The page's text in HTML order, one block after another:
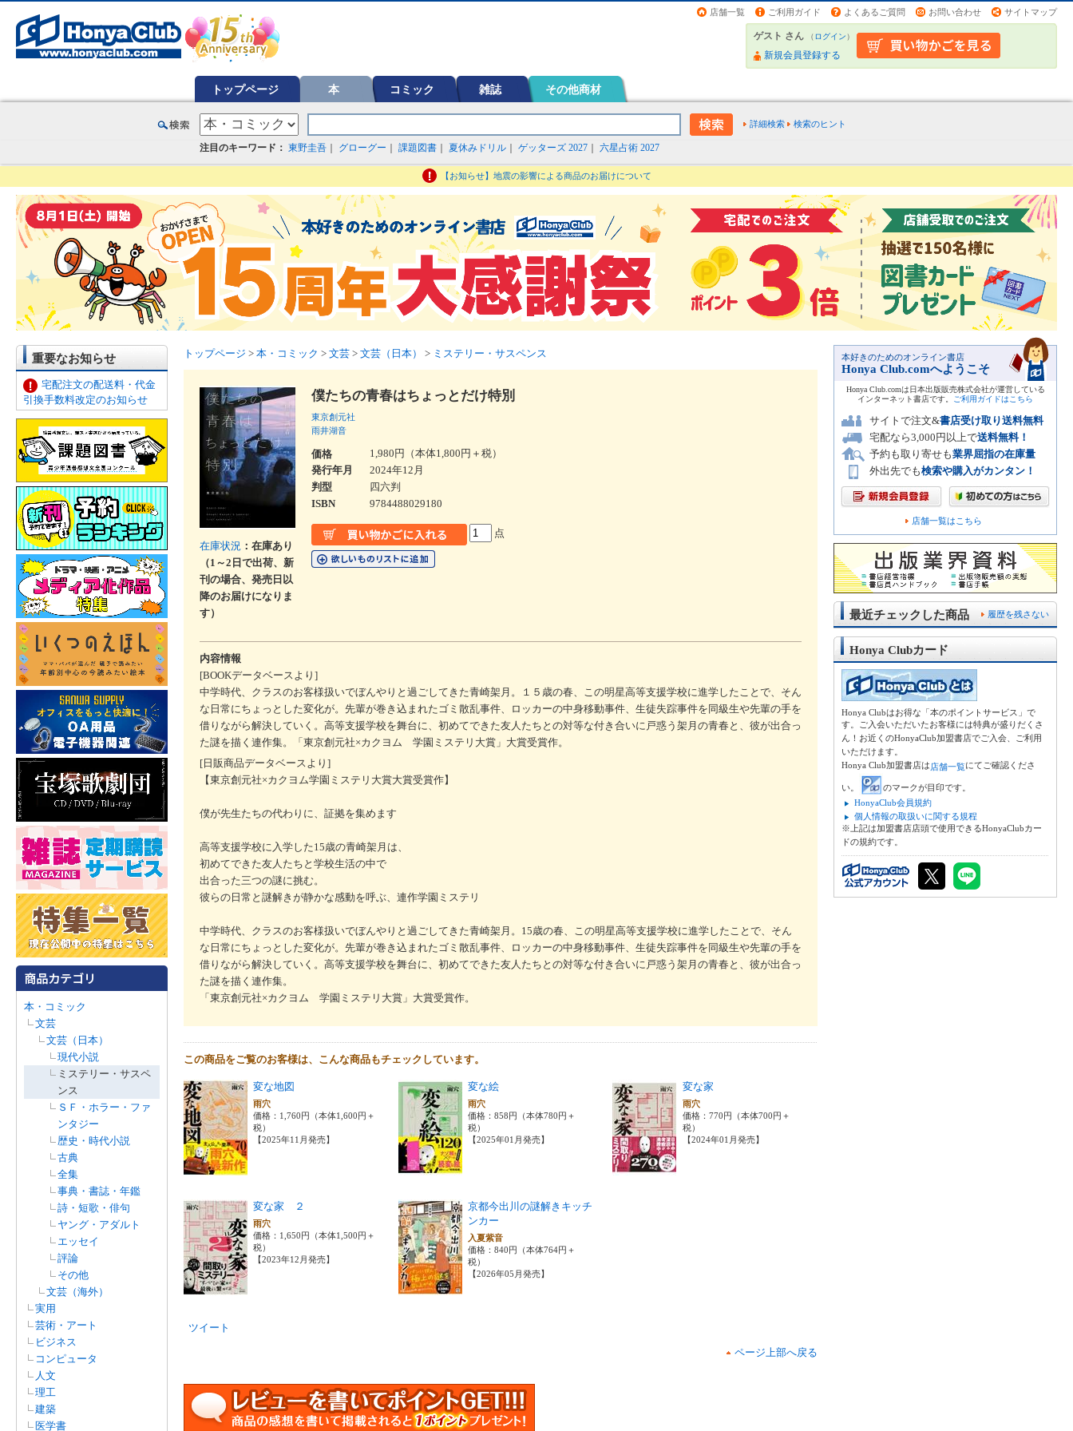
店舗一覧 ご利用ガイド よくあるご質問 お問い合わせ サイトマップ
ゲスト さん （ログイン）
新規会員登録する
トップページ 本 コミック 雑誌 その他商材
詳細検索 検索のヒント
注目のキーワード： 東野圭吾 グローグー 課題図書 夏休みドリル ゲッターズ 2027 六星占術 2027
【お知らせ】地震の影響による商品のお届けについて
重要なお知らせ
宅配注文の配送料・代金
引換手数料改定のお知らせ
本・コミック
文芸
文芸（日本）
現代小説
ミステリー・サスペ
ンス
ＳＦ・ホラー・ファ
ンタジー
歴史・時代小説
古典
全集
事典・書誌・年鑑
詩・短歌・俳句
ヤング・アダルト
エッセイ
評論
その他
文芸（海外）
実用
芸術・アート
ビジネス
コンピュータ
人文
理工
建築
医学書
トップページ > 本・コミック > 文芸 > 文芸（日本） > ミステリー・サスペンス
在庫状況 ：在庫あり
（1～2日で出荷、新
刊の場合、発売日以
降のお届けになりま
す）
僕たちの青春はちょっとだけ特別
東京創元社
雨井湖音
価格
1,980円（本体1,800円＋税）
発行年月
2024年12月
判型
四六判
ISBN
9784488029180
点
内容情報
[BOOKデータベースより]
中学時代、クラスのお客様扱いでぼんやりと過ごしてきた青崎架月。１５歳の春、この明星高等支援学校に進学したことで、そん
な日常にちょっとした変化が。先輩が巻き込まれたゴミ散乱事件、ロッカーの中身移動事件、生徒失踪事件を同級生や先輩の手を
借りながら解決していく。高等支援学校を舞台に、初めてできた友人たちとの対等な付き合いに戸惑う架月の青春と、彼が出合っ
た謎を描く連作集。「東京創元社×カクヨム 学園ミステリ大賞」大賞受賞作。
[日販商品データベースより]
【東京創元社×カクヨム学園ミステリ大賞大賞受賞作】
僕が先生たちの代わりに、証拠を集めます
高等支援学校に入学した15歳の青崎架月は、
初めてできた友人たちと学校生活の中で
出合った三つの謎に挑む。
彼らの日常と謎解きが静かな感動を呼ぶ、連作学園ミステリ
中学時代、クラスのお客様扱いでぼんやりと過ごしてきた青崎架月。15歳の春、この明星高等支援学校に進学したことで、そん
な日常にちょっとした変化が。先輩が巻き込まれたゴミ散乱事件、ロッカーの中身移動事件、生徒失踪事件を同級生や先輩の手を
借りながら解決していく。高等支援学校を舞台に、初めてできた友人たちとの対等な付き合いに戸惑う架月の青春と、彼が出合っ
た謎を描く連作集。
「東京創元社×カクヨム 学園ミステリ大賞」大賞受賞作。
この商品をご覧のお客様は、こんな商品もチェックしています。
変な地図
雨穴
価格：1,760円（本体1,600円＋
税）
【2025年11月発売】
変な絵
雨穴
価格：858円（本体780円＋
税）
【2025年01月発売】
変な家
雨穴
価格：770円（本体700円＋
税）
【2024年01月発売】
変な家 ２
雨穴
価格：1,650円（本体1,500円＋
税）
【2023年12月発売】
京都今出川の謎解きキッチ
ンカー
入夏紫音
価格：840円（本体764円＋
税）
【2026年05月発売】
ツイート
ページ上部へ戻る
本好きのためのオンライン書店
Honya Club.comへようこそ
Honya Club.comは日本出版販売株式会社が運営している
インターネット書店です。
ご利用ガイドはこちら
サイトで注文&書店受け取り送料無料
宅配なら3,000円以上で送料無料！
予約も取り寄せも業界屈指の在庫量
外出先でも検索や購入がカンタン！
店舗一覧はこちら
履歴を残さない
最近チェックした商品
Honya Clubカード
Honya Clubはお得な「本のポイントサービス」で
す。ご入会いただいたお客様には特典が盛りだくさ
ん！お近くのHonyaClub加盟書店でご入会、ご利用
いただけます。
Honya Club加盟書店は店舗一覧にてご確認くださ
い。
のマークが目印です。
HonyaClub会員規約
個人情報の取扱いに関する規程
※上記は加盟書店店頭で使用できるHonyaClubカー
ドの規約です。